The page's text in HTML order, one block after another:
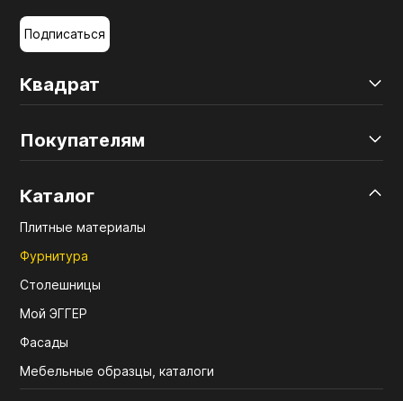
Квадрат
Покупателям
Каталог
Плитные материалы
Фурнитура
Столешницы
Мой ЭГГЕР
Фасады
Мебельные образцы, каталоги
Подписаться